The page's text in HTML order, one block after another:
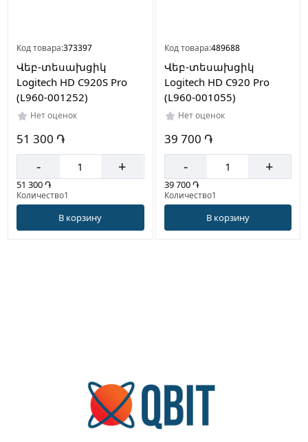
Код товара:373397
Վեբ-տեսախցիկ
Logitech HD C920S Pro
(L960-001252)
Нет оценок
51 300 ֏
- +
51 300 ֏
Количество1
В корзину
Код товара:489688
Վեբ-տեսախցիկ
Logitech HD C920 Pro
(L960-001055)
Нет оценок
39 700 ֏
- +
39 700 ֏
Количество1
В корзину